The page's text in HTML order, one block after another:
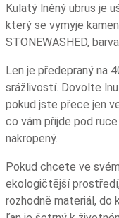
Kulatý lněný ubrus je
který se vymyje
STONEWASHED,
Len je předepraný na
srážlivostí. Dovolte
pokud jste přece jen
co vám přijde pod
nakropený.
Pokud chcete ve
ekologičtější
rozhodně materiál, do